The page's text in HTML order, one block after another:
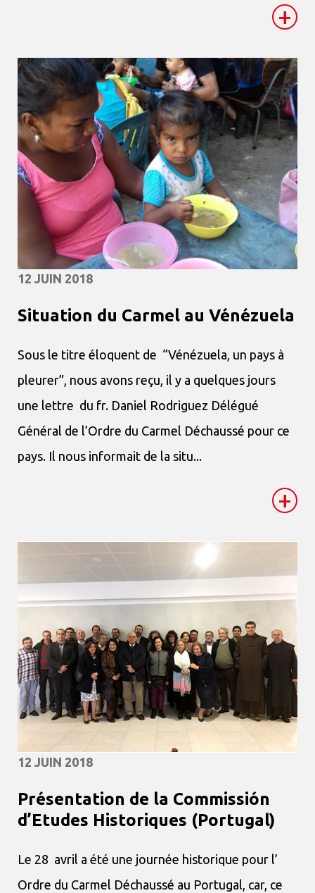
+
12 JUIN 2018
Situation du Carmel au Vénézuela
Sous le titre éloquent de “Vénézuela, un pays à
pleurer”, nous avons reçu, il y a quelques jours
une lettre du fr. Daniel Rodriguez Délégué
Général de l’Ordre du Carmel Déchaussé pour ce
pays. Il nous informait de la situ...
+
12 JUIN 2018
Présentation de la Commissión
d’Etudes Historiques (Portugal)
Le 28 avril a été une journée historique pour l’
Ordre du Carmel Déchaussé au Portugal, car, ce